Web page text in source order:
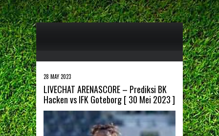
28 MAY 2023
LIVECHAT ARENASCORE – Prediksi BK
Hacken vs IFK Goteborg [ 30 Mei 2023 ]